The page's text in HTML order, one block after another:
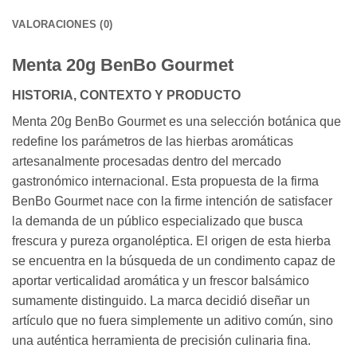
VALORACIONES (0)
Menta 20g BenBo Gourmet
HISTORIA, CONTEXTO Y PRODUCTO
Menta 20g BenBo Gourmet es una selección botánica que
redefine los parámetros de las hierbas aromáticas
artesanalmente procesadas dentro del mercado
gastronómico internacional. Esta propuesta de la firma
BenBo Gourmet nace con la firme intención de satisfacer
la demanda de un público especializado que busca
frescura y pureza organoléptica. El origen de esta hierba
se encuentra en la búsqueda de un condimento capaz de
aportar verticalidad aromática y un frescor balsámico
sumamente distinguido. La marca decidió diseñar un
artículo que no fuera simplemente un aditivo común, sino
una auténtica herramienta de precisión culinaria fina.